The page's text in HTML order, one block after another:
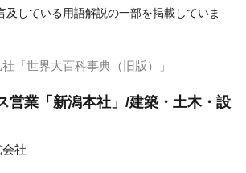
している用語解説の一部を掲載していま
「世界大百科事典（旧版）」
営業「新潟本社」/建築・土木・設
社